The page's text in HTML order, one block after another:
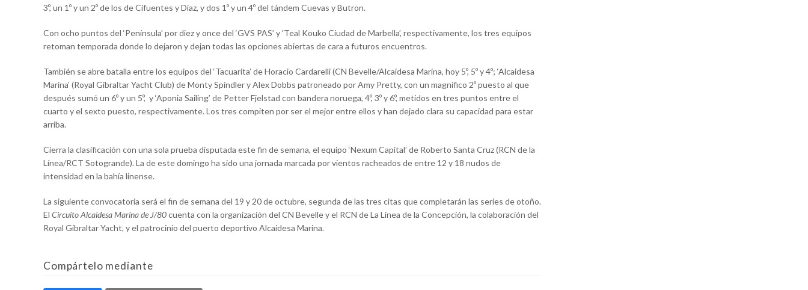
3º, un 1º y un 2º de los de Cifuentes y Díaz, y dos 1º y un 4º del tándem Cuevas y Butron.
Con ocho puntos del ‘Península’ por diez y once del ‘GVS PAS’ y ‘Teal Kouko Ciudad de Marbella’, respectivamente, los tres equipos
retoman temporada donde lo dejaron y dejan todas las opciones abiertas de cara a futuros encuentros.
También se abre batalla entre los equipos del ‘Tacuarita’ de Horacio Cardarelli (CN Bevelle/Alcaidesa Marina, hoy 5º, 5º y 4º; ‘Alcaidesa
Marina’ (Royal Gibraltar Yacht Club) de Monty Spindler y Alex Dobbs patroneado por Amy Pretty, con un magnífico 2º puesto al que
después sumó un 6º y un 5º, y ‘Aponia Sailing’ de Petter Fjelstad con bandera noruega, 4º, 3º y 6º, metidos en tres puntos entre el
cuarto y el sexto puesto, respectivamente. Los tres compiten por ser el mejor entre ellos y han dejado clara su capacidad para estar
arriba.
Cierra la clasificación con una sola prueba disputada este fin de semana, el equipo ‘Nexum Capital’ de Roberto Santa Cruz (RCN de la
Línea/RCT Sotogrande). La de este domingo ha sido una jornada marcada por vientos racheados de entre 12 y 18 nudos de
intensidad en la bahía linense.
La siguiente convocatoria será el fin de semana del 19 y 20 de octubre, segunda de las tres citas que completarán las series de otoño.
El Circuito Alcaidesa Marina de J/80cuenta con la organización del CN Bevelle y el RCN de La Línea de la Concepción, la colaboración del
Royal Gibraltar Yacht, y el patrocinio del puerto deportivo Alcaidesa Marina.
Compártelo mediante